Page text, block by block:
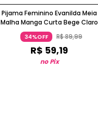
Pijama Feminino Evanilda Meia
Malha Manga Curta Bege Claro
34%OFF R$89,99
R$ 59,19
no Pix